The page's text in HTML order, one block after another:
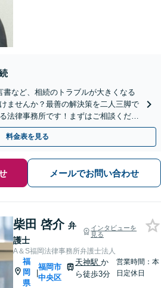
書など、相続のトラブルが大きくなる
ませんか？最善の解決策を二人三脚で
法律事務所です！まずはご相談くださ
・WEB面談可】
料金表を見る
メールでお問い合わせ
柴田 啓介 弁
護士
インタビューを
見る
A＆S福岡法律事務所弁護士法人
福
岡
県
|
福岡市
中央区
天神駅 か
ら徒歩3分
営業時間：本
日定休日